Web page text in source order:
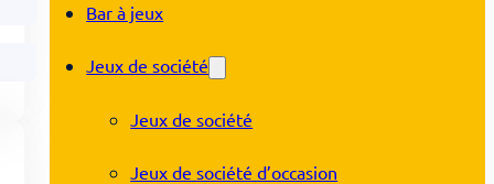
Bar à jeux
Jeux de société
Jeux de société
Jeux de société d’occasion